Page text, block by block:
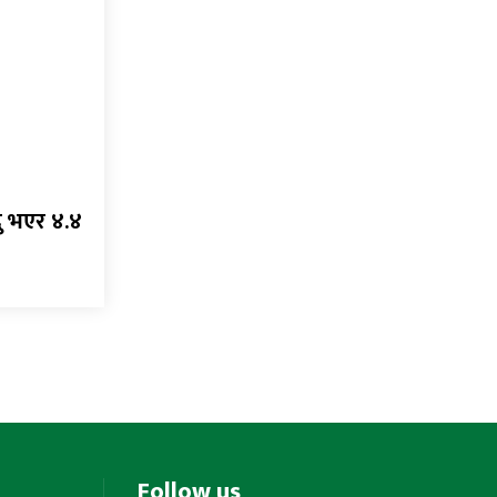
भएर ४.४